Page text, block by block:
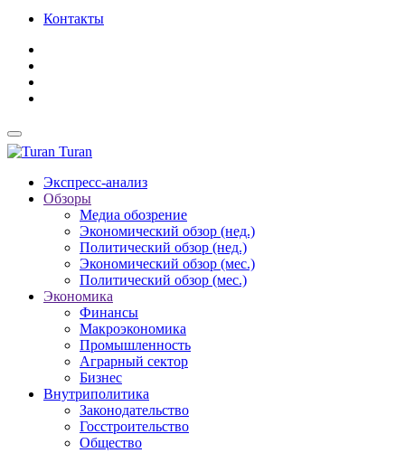
Контакты
Turan
Экспресс-анализ
Обзоры
Медиа обозрение
Экономический обзор (нед.)
Политический обзор (нед.)
Экономический обзор (мес.)
Политический обзор (мес.)
Экономика
Финансы
Макроэкономика
Промышленность
Аграрный сектор
Бизнес
Внутриполитика
Законодательство
Госстроительство
Общество